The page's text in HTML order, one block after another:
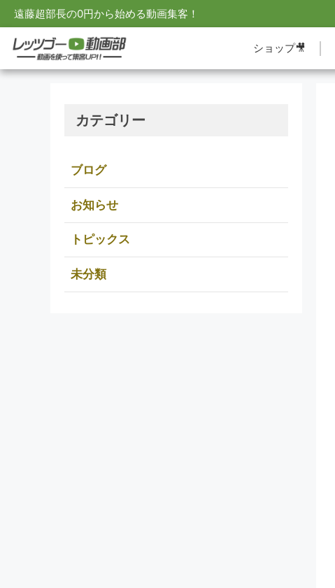
遠藤超部長の0円から始める動画集客！
ショップ🎥
カテゴリー
ブログ
お知らせ
トピックス
未分類